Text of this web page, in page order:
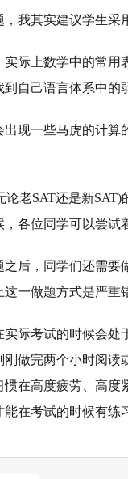
我其实建议学生采
实际上数学中的常用
自己语言体系中的
出现一些马虎的计算
论老SAT还是新
各位同学可以尝试
之后，同学们还需
一做题方式是严重
实际考试的时候会
刚做完两个小时阅读
惯在高度疲劳、高
在考试的时候有练